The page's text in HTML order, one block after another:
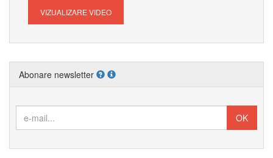
VIZUALIZARE VIDEO
Abonare newsletter